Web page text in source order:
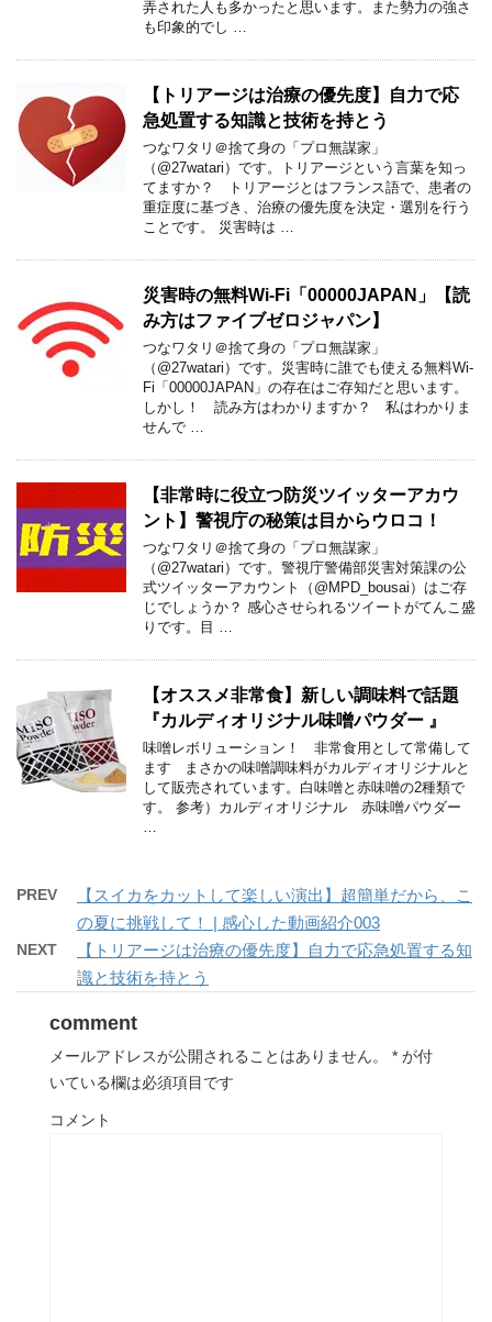
弄された人も多かったと思います。また勢力の強さ
も印象的でし …
【トリアージは治療の優先度】自力で応
急処置する知識と技術を持とう
つなワタリ＠捨て身の「プロ無謀家」
（@27watari）です。トリアージという言葉を知っ
てますか？ トリアージとはフランス語で、患者の
重症度に基づき、治療の優先度を決定・選別を行う
ことです。 災害時は …
災害時の無料Wi-Fi「00000JAPAN」【読
み方はファイブゼロジャパン】
つなワタリ＠捨て身の「プロ無謀家」
（@27watari）です。災害時に誰でも使える無料Wi-
Fi「00000JAPAN」の存在はご存知だと思います。
しかし！ 読み方はわかりますか？ 私はわかりま
せんで …
【非常時に役立つ防災ツイッターアカウ
ント】警視庁の秘策は目からウロコ！
つなワタリ＠捨て身の「プロ無謀家」
（@27watari）です。警視庁警備部災害対策課の公
式ツイッターアカウント（@MPD_bousai）はご存
じでしょうか？ 感心させられるツイートがてんこ盛
りです。目 …
【オススメ非常食】新しい調味料で話題
『カルディオリジナル味噌パウダー 』
味噌レボリューション！ 非常食用として常備して
ます まさかの味噌調味料がカルディオリジナルと
して販売されています。白味噌と赤味噌の2種類で
す。 参考）カルディオリジナル 赤味噌パウダー
PREV
【スイカをカットして楽しい演出】超簡単だから、こ
の夏に挑戦して！ | 感心した動画紹介003
NEXT
【トリアージは治療の優先度】自力で応急処置する知
識と技術を持とう
comment
メールアドレスが公開されることはありません。 * が付
いている欄は必須項目です
コメント